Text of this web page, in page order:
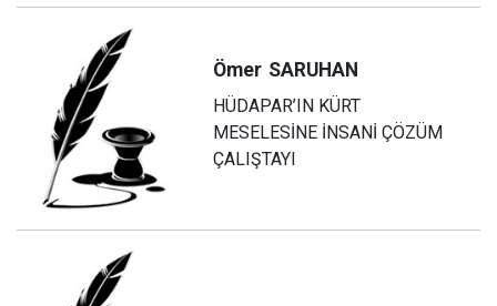
Ömer SARUHAN
HÜDAPAR’IN KÜRT
MESELESİNE İNSANİ ÇÖZÜM
ÇALIŞTAYI